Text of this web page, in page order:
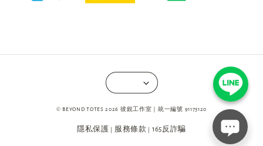
© BEYOND TOTES 2026 彼銳工作室｜統一編號 91173120
隱私保護 服務條款 165反詐騙